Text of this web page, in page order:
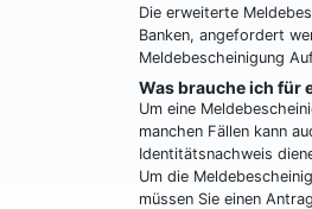
Die erweiterte
Banken, angefordert
Meldebescheinigung
Was brauche ich für
Um eine
manchen Fällen kann
Identitätsnachweis
Um die
müssen Sie einen